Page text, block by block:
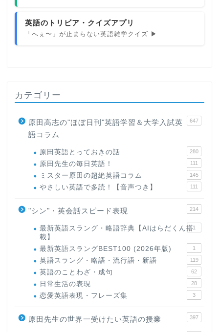
英語のトリビア・クイズアプリ
「へぇ〜」が止まらない英語雑学クイズ ▶
カテゴリー
原田高志の"ほぼ日刊"英語学習＆大学入試英
語コラム
647
原田英語とっておきの話 280
原田先生の毎日英語！ 111
ミスター原田の超絶英語コラム 145
やさしい英語で多読！【音声つき】 111
"シン"・英会話スピード表現 214
最新英語スラング・略語辞典【AIはらだくん搭
載】
1
最新英語スラングBEST100 (2026年版) 1
英語スラング・略語・流行語・新語 119
英語のことわざ・成句 62
日常生活の表現 28
恋愛英語表現・フレーズ集 3
原田先生の世界一受けたい英語の授業 397